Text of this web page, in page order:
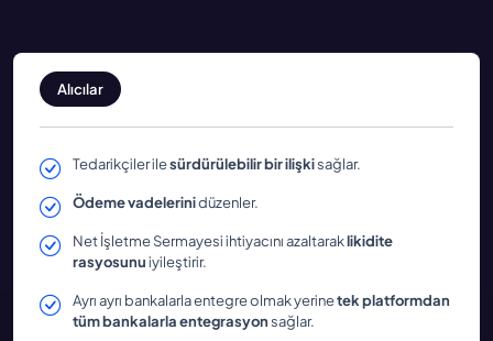
Alıcılar
Tedarikçiler ilesürdürülebilir bir ilişkisağlar.
Ödeme vadelerinidüzenler.
Net İşletme Sermayesi ihtiyacını azaltaraklikidite
rasyosunuiyileştirir.
Ayrı ayrı bankalarla entegre olmak yerinetek platformdan
tüm bankalarla entegrasyonsağlar.